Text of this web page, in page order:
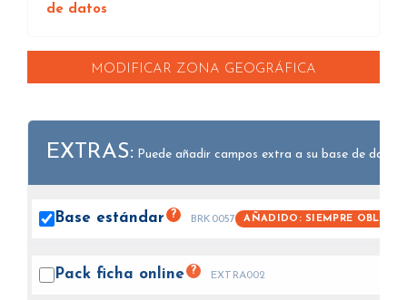
de datos
MODIFICAR ZONA GEOGRÁFICA
EXTRAS: Puede añadir campos extra a su base de datos.
Base estándar ? BRK0057 AÑADIDO: SIEMPRE
Pack ficha online ? EXTRA002